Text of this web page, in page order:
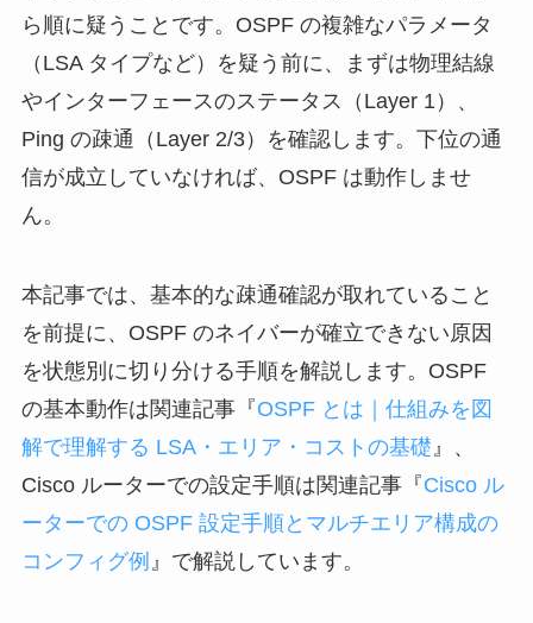
ら順に疑うことです。OSPF の複雑なパラメータ
（LSA タイプなど）を疑う前に、まずは物理結線
やインターフェースのステータス（Layer 1）、
Ping の疎通（Layer 2/3）を確認します。下位の通
信が成立していなければ、OSPF は動作しませ
ん。
本記事では、基本的な疎通確認が取れていること
を前提に、OSPF のネイバーが確立できない原因
を状態別に切り分ける手順を解説します。OSPF
の基本動作は関連記事『OSPF とは｜仕組みを図
解で理解する LSA・エリア・コストの基礎』、
Cisco ルーターでの設定手順は関連記事『Cisco ル
ーターでの OSPF 設定手順とマルチエリア構成の
コンフィグ例 』で解説しています。